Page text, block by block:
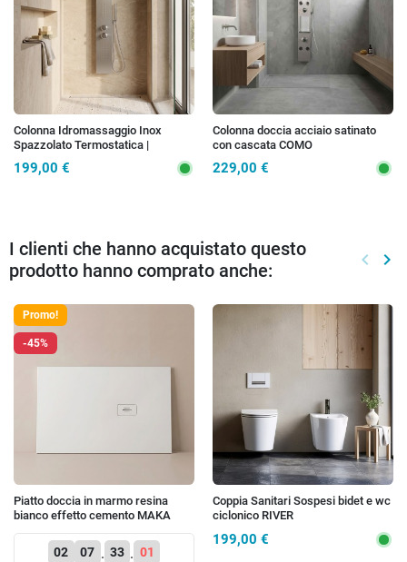
Colonna Idromassaggio Inox
Spazzolato Termostatica |
199,00 €
Colonna doccia acciaio satinato
con cascata COMO
229,00 €
I clienti che hanno acquistato questo
prodotto hanno comprato anche:
keyboard_arrow_left keyboard_arrow_right
Promo!
-45%
Piatto doccia in marmo resina
bianco effetto cemento MAKA
PRO
02 07 : 33 : 01
Coppia Sanitari Sospesi bidet e wc
ciclonico RIVER
199,00 €